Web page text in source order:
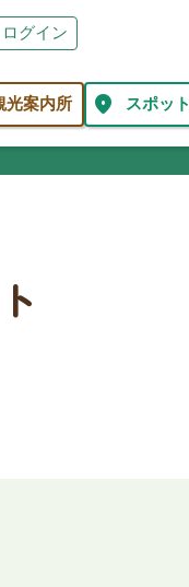
ログイン
光案内所 location_on スポット